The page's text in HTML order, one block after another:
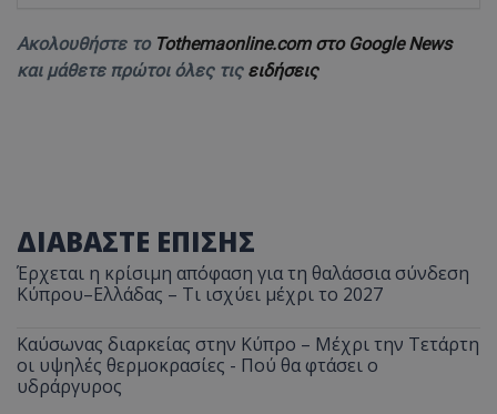
Ακολουθήστε το Tothemaonline.com στο Google News
και μάθετε πρώτοι όλες τις ειδήσεις
ΔΙΑΒΑΣΤΕ ΕΠΙΣΗΣ
Έρχεται η κρίσιμη απόφαση για τη θαλάσσια σύνδεση
Κύπρου–Ελλάδας – Τι ισχύει μέχρι το 2027
Καύσωνας διαρκείας στην Κύπρο – Μέχρι την Τετάρτη
οι υψηλές θερμοκρασίες - Πού θα φτάσει ο
υδράργυρος